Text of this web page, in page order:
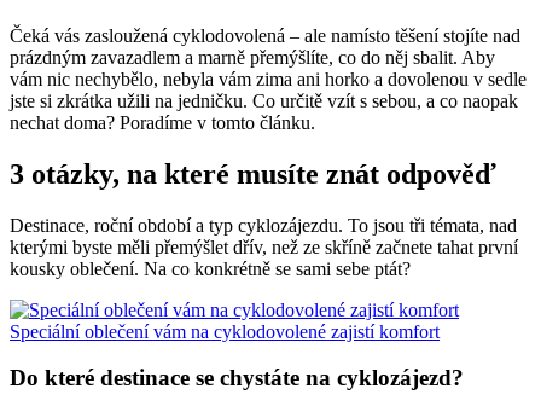
Čeká vás zasloužená cyklodovolená – ale namísto těšení stojíte nad
prázdným zavazadlem a marně přemýšlíte, co do něj sbalit. Aby
vám nic nechybělo, nebyla vám zima ani horko a dovolenou v sedle
jste si zkrátka užili na jedničku. Co určitě vzít s sebou, a co naopak
nechat doma? Poradíme v tomto článku.
3 otázky, na které musíte znát odpověď
Destinace, roční období a typ cyklozájezdu. To jsou tři témata, nad
kterými byste měli přemýšlet dřív, než ze skříně začnete tahat první
kousky oblečení. Na co konkrétně se sami sebe ptát?
Speciální oblečení vám na cyklodovolené zajistí komfort
Do které destinace se chystáte na cyklozájezd?